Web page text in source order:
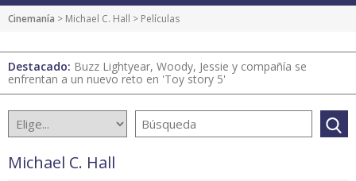
Cinemanía > Michael C. Hall > Películas
Destacado: Buzz Lightyear, Woody, Jessie y compañía se
enfrentan a un nuevo reto en 'Toy story 5'
Michael C. Hall